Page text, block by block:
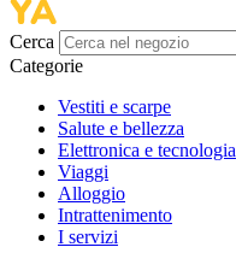
Cerca
Categorie
Vestiti e scarpe
Salute e bellezza
Elettronica e tecnologia
Viaggi
Alloggio
Intrattenimento
I servizi